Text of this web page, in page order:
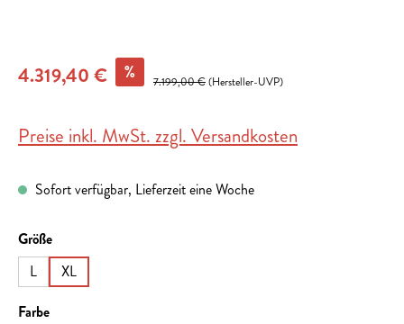
4.319,40 € % 7.199,00 €(Hersteller-UVP)
Preise inkl. MwSt. zzgl. Versandkosten
Sofort verfügbar, Lieferzeit eine Woche
Größeauswählen
L
XL
Farbeauswählen